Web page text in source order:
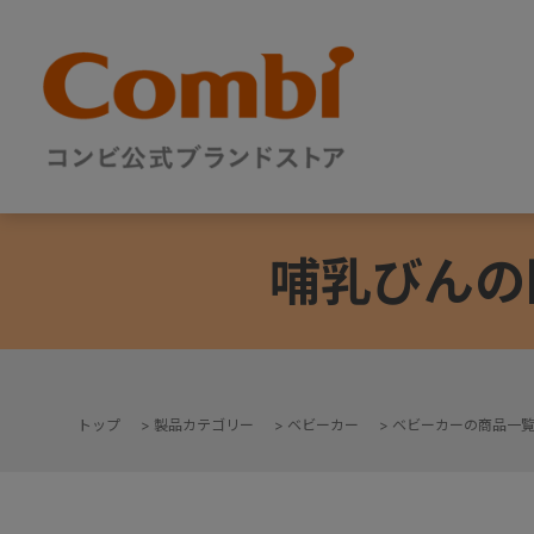
哺乳びん
トップ > 製品カテゴリー > ベビーカー > ベビーカーの商品一覧